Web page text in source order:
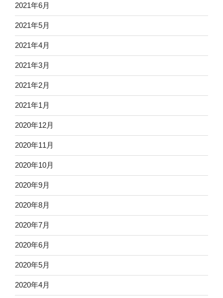
2021年6月
2021年5月
2021年4月
2021年3月
2021年2月
2021年1月
2020年12月
2020年11月
2020年10月
2020年9月
2020年8月
2020年7月
2020年6月
2020年5月
2020年4月